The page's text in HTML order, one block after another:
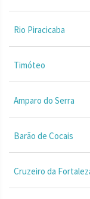
Rio Piracicaba
Timóteo
Amparo do Serra
Barão de Cocais
Cruzeiro da